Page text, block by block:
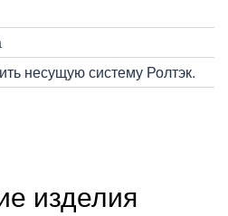
несущую систему Ролтэк.
изделия